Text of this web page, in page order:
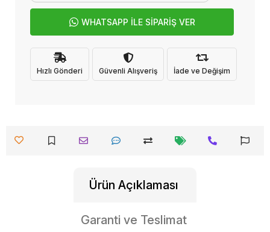
WHATSAPP İLE SİPARİŞ VER
Hızlı Gönderi Güvenli Alışveriş İade ve Değişim
Ürün Açıklaması
Garanti ve Teslimat